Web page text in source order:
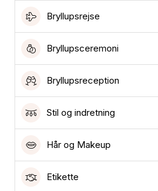
Bryllupsrejse
Bryllupsceremoni
Bryllupsreception
Stil og indretning
Hår og Makeup
Etikette